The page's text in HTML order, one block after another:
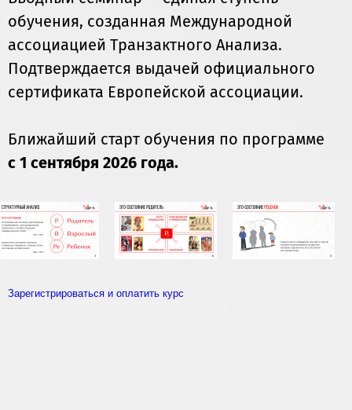
обучения, созданная Международной
ассоциацией Транзактного Анализа.
Подтверждается выдачей официального
сертификата Европейской ассоциации.
Ближайший старт обучения по программе
c 1 сентября 2026 года.
Зарегистрироваться и оплатить курс